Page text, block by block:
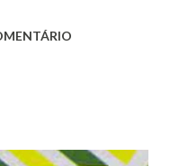
de nossas vidas.